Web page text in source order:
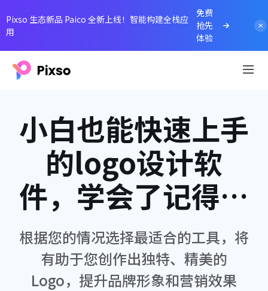
Pixso 生态新品 Paico 全新上线！智能构建全栈应
用
免费
抢先
体验
小白也能快速上手
的logo设计软
件，学会了记得收
藏！
根据您的情况选择最适合的工具，将
有助于您创作出独特、精美的
Logo，提升品牌形象和营销效果